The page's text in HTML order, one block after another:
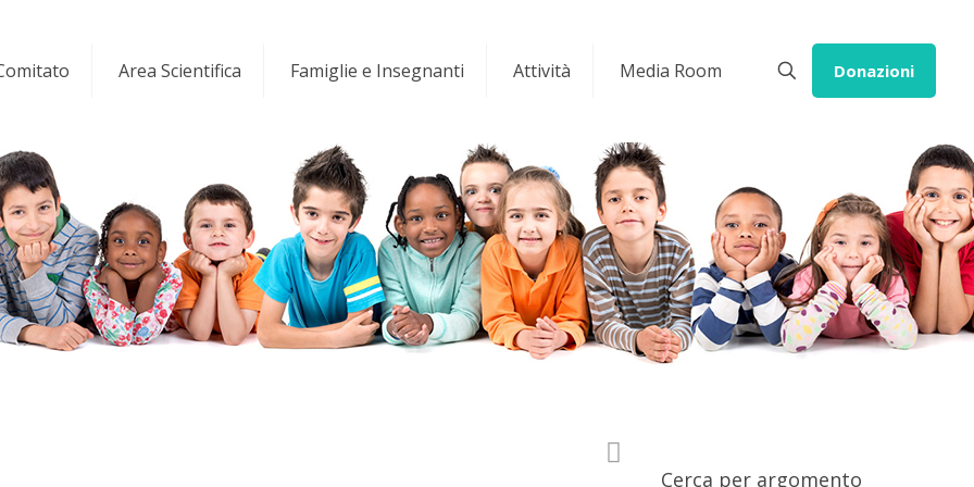
Area Scientifica Famiglie e Insegnanti Attività Media Room Donazioni
Cerca per argomento